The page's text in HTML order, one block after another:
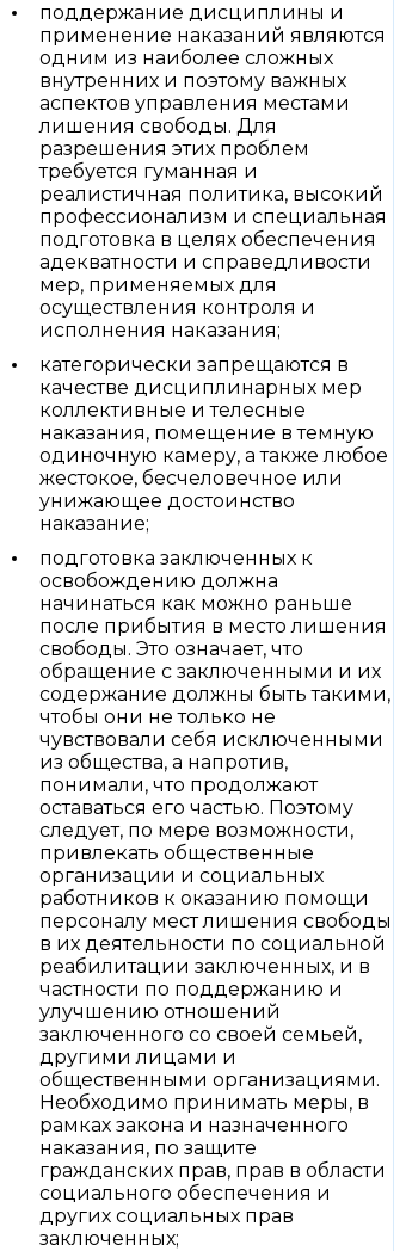
поддержание дисциплины и
применение наказаний являются
одним из наиболее сложных
внутренних и поэтому важных
аспектов управления местами
лишения свободы. Для
разрешения этих проблем
требуется гуманная и
реалистичная политика, высокий
профессионализм и специальная
подготовка в целях обеспечения
адекватности и справедливости
мер, применяемых для
осуществления контроля и
исполнения наказания;
категорически запрещаются в
качестве дисциплинарных мер
коллективные и телесные
наказания, помещение в темную
одиночную камеру, а также любое
жестокое, бесчеловечное или
унижающее достоинство
наказание;
подготовка заключенных к
освобождению должна
начинаться как можно раньше
после прибытия в место лишения
свободы. Это означает, что
обращение с заключенными и их
содержание должны быть такими,
чтобы они не только не
чувствовали себя исключенными
из общества, а напротив,
понимали, что продолжают
оставаться его частью. Поэтому
следует, по мере возможности,
привлекать общественные
организации и социальных
работников к оказанию помощи
персоналу мест лишения свободы
в их деятельности по социальной
реабилитации заключенных, и в
частности по поддержанию и
улучшению отношений
заключенного со своей семьей,
другими лицами и
общественными организациями.
Необходимо принимать меры, в
рамках закона и назначенного
наказания, по защите
гражданских прав, прав в области
социального обеспечения и
других социальных прав
заключенных;